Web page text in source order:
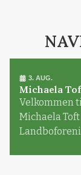
3. AUG.
Michaela
Velkommen
Michaela